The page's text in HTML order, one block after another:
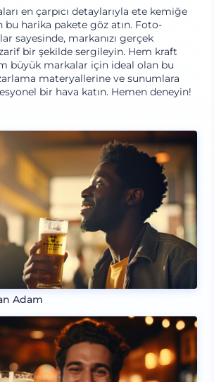
en çarpıcı detaylarıyla ete kemiğe
harika pakete göz atın. Foto-
sayesinde, markanızı gerçek
bir şekilde sergileyin. Hem kraft
büyük markalar için ideal olan bu
materyallerine ve sunumlara
bir hava katın. Hemen deneyin!
Adam